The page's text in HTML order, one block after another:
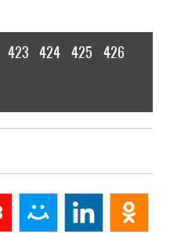
423 424 425 426